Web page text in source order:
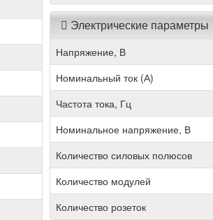
Электрические параметры
Напряжение, В
Номинальный ток (А)
Частота тока, Гц
Номинальное напряжение, В
Количество силовых полюсов
Количество модулей
Количество розеток